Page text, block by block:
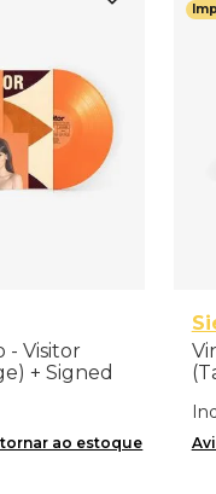
- Visitor
+ Signed
ao estoque